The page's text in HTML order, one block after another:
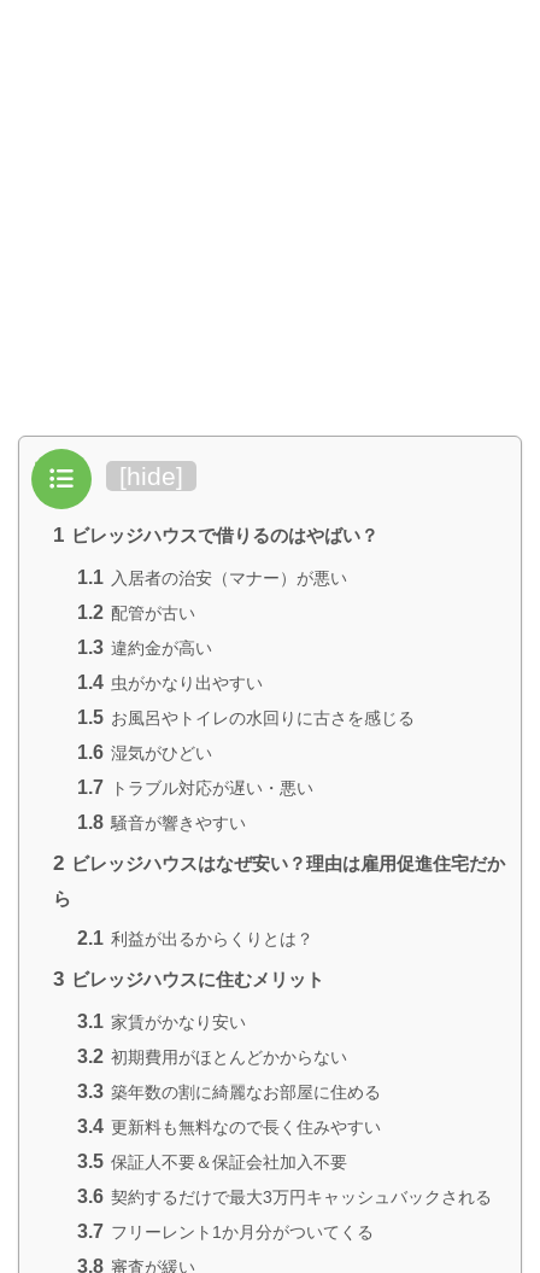
目次 [hide]
1 ビレッジハウスで借りるのはやばい？
1.1 入居者の治安（マナー）が悪い
1.2 配管が古い
1.3 違約金が高い
1.4 虫がかなり出やすい
1.5 お風呂やトイレの水回りに古さを感じる
1.6 湿気がひどい
1.7 トラブル対応が遅い・悪い
1.8 騒音が響きやすい
2 ビレッジハウスはなぜ安い？理由は雇用促進住宅だか
ら
2.1 利益が出るからくりとは？
3 ビレッジハウスに住むメリット
3.1 家賃がかなり安い
3.2 初期費用がほとんどかからない
3.3 築年数の割に綺麗なお部屋に住める
3.4 更新料も無料なので長く住みやすい
3.5 保証人不要＆保証会社加入不要
3.6 契約するだけで最大3万円キャッシュバックされる
3.7 フリーレント1か月分がついてくる
3.8 審査が緩い